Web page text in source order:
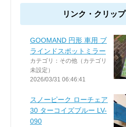
リンク・クリップ
GOOMAND 円形 車用 ブ
ラインドスポットミラー
カテゴリ：その他（カテゴリ
未設定）
2026/03/31 06:46:41
スノーピーク ローチェア
30 ターコイズブルー LV-
090